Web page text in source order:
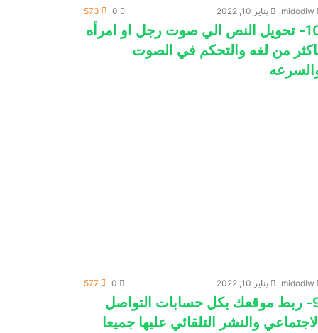
midodiw يناير 10, 2022 0
573
10- تحويل النص الي صوت رجل او امرأه
من لغه والتحكم في الصوت
midodiw يناير 10, 2022 0
577
9- ربط موقعك بكل حسابات التواصل
الاجتماعي والنشر التلقائي عليها جميعا